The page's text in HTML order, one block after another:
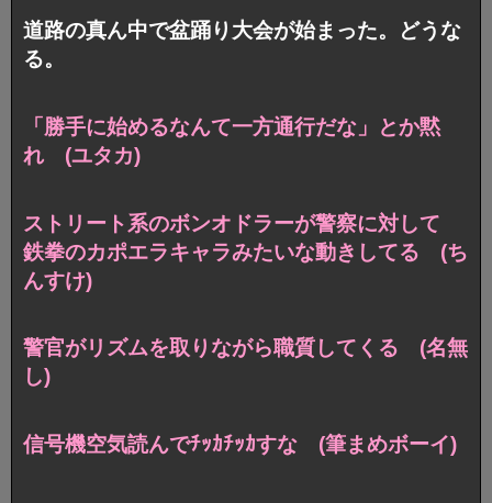
道路の真ん中で盆踊り大会が始まった。どうな
る。
「勝手に始めるなんて一方通行だな」とか黙
れ (ユタカ)
ストリート系のボンオドラーが警察に対して
鉄拳のカポエラキャラみたいな動きしてる (ち
んすけ)
警官がリズムを取りながら職質してくる (名無
し)
信号機空気読んでﾁｯｶﾁｯｶすな (筆まめボーイ)